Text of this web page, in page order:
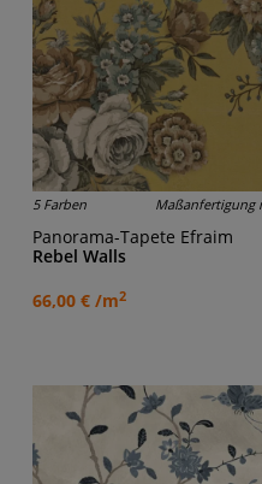
5 Farben Maßanfertigung
Panorama-Tapete Efraim
Rebel Walls
66,00 € /m2